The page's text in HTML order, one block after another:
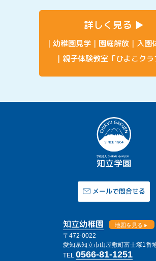
詳しく見る
幼稚園見学 園庭解放
入園
親子体験教室「ひよこクラ
メールで問合せる
知立幼稚園 地図を見る
〒472-0022
愛知県知立市山屋敷町富士塚1番
TEL 0566-81-1251